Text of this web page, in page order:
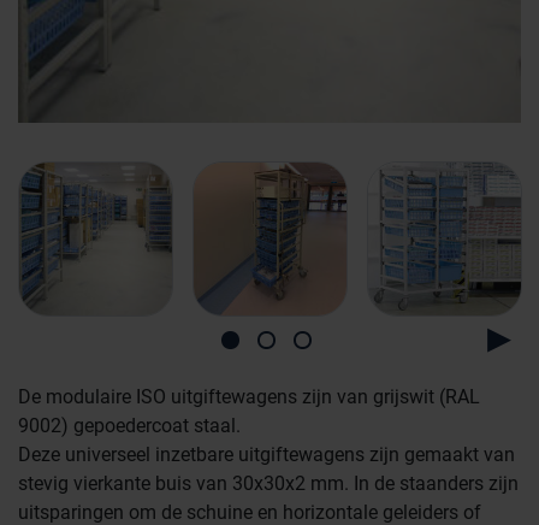
De modulaire ISO uitgiftewagens zijn van grijswit (RAL
9002) gepoedercoat staal.
Deze universeel inzetbare uitgiftewagens zijn gemaakt van
stevig vierkante buis van 30x30x2 mm. In de staanders zijn
uitsparingen om de schuine en horizontale geleiders of
Afvalinzamelaars
Farmaceutische industrie